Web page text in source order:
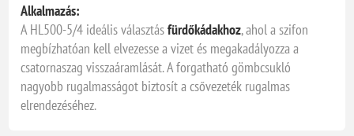
Alkalmazás:
A HL500-5/4 ideális választásfürdőkádakhoz, ahol a szifon
megbízhatóan kell elvezesse a vizet és megakadályozza a
csatornaszag visszaáramlását. A forgatható gömbcsukló
nagyobb rugalmasságot biztosít a csővezeték rugalmas
elrendezéséhez.